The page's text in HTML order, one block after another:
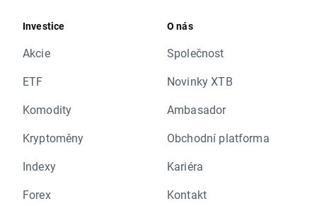
Investice
Akcie
ETF
Komodity
Kryptoměny
Indexy
Forex
O nás
Společnost
Novinky XTB
Ambasador
Obchodní platforma
Kariéra
Kontakt